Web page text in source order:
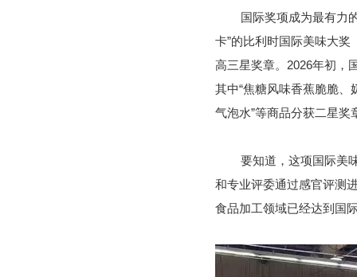
国际奖项成为最有力
卡”的比利时国际美味大奖
高三星奖章。2026年初，
其中“焦糖风味香蕉脆脆、
气泡水”等商品分获二星奖
要知道，这项国际美
和专业评委通过感官评测
食品加工领域已经达到国